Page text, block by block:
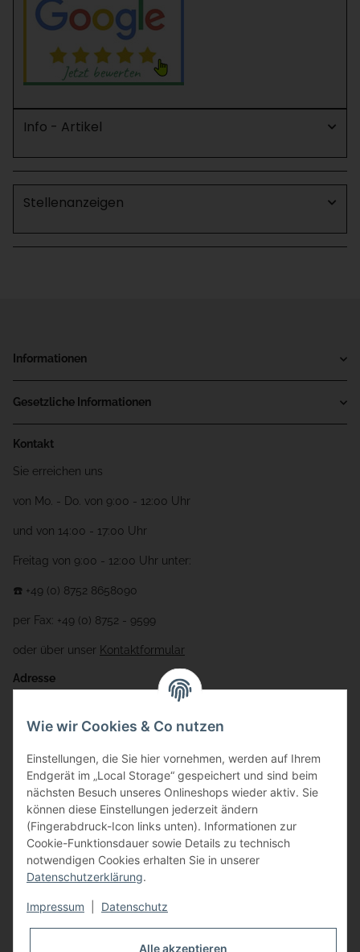
Info - Artikel
Stellenanzeigen
Informationen
Gesetzliche Informationen
Kontakt
Sie erreichen uns
von Mo. - Do. von 9:00 - 12:00 Uhr
und von 14:00 - 17:00 Uhr
Freitag von 9:00 - 12:00 Uhr unter:
☎️ +49 (0) 8752 8658090
per Fax: +49 (0) 8752 - 9599
oder über unser Kontaktformular
Adresse
Gewerbering 17
84072 Au i.d. Hallertau
info@bauer-tore.de
Vertrag widerrufen
Wie wir Cookies & Co nutzen
Einstellungen, die Sie hier vornehmen, werden auf Ihrem
Endgerät im „Local Storage“ gespeichert und sind beim
nächsten Besuch unseres Onlineshops wieder aktiv. Sie
können diese Einstellungen jederzeit ändern
(Fingerabdruck-Icon links unten). Informationen zur
Cookie-Funktionsdauer sowie Details zu technisch
notwendigen Cookies erhalten Sie in unserer
Datenschutzerklärung.
Impressum Datenschutz
Alle akzeptieren